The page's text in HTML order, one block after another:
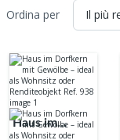
Ordina per
Haus im